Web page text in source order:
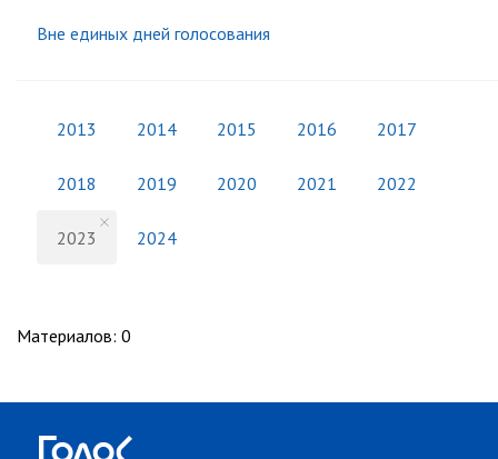
Вне единых дней голосования
2013 2014 2015 2016 2017
2018 2019 2020 2021 2022
2023 2024
Материалов: 0